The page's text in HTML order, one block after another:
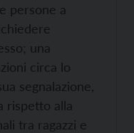
persone a
una
circa lo
segnalazione,
rispetto alla
tra ragazzi e